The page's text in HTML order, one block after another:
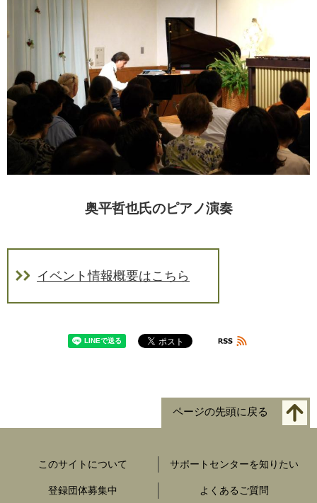
奥平哲也氏のピアノ演奏
イベント情報概要はこちら
ページの先頭に戻る
このサイトについて サポートセンターを知りたい
登録団体募集中 よくあるご質問